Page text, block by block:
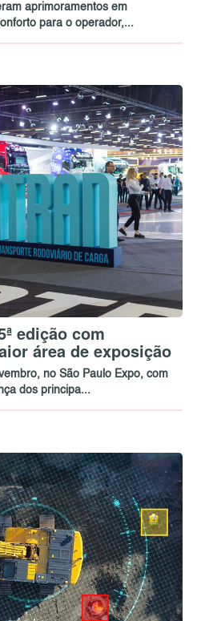
aprimoramentos em
para o operador,...
edição com
área de exposição
no São Paulo Expo, com
dos principa...